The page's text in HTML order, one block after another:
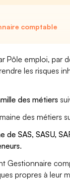
comptable
emploi, par
les risques
des métiers
des métiers
de SAS, SASU,
.
Gestionnaire
propres à leur